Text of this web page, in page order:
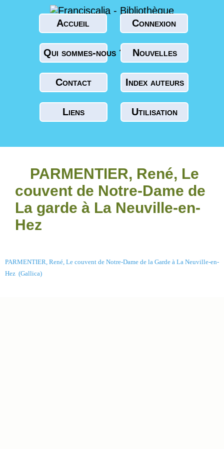
Accueil Connexion
Qui sommes-nous ? Nouvelles
Contact Index auteurs
Liens Utilisation
PARMENTIER, René, Le
couvent de Notre-Dame de
La garde à La Neuville-en-
Hez
PARMENTIER, René, Le couvent de Notre-Dame de la Garde à La Neuville-en-
Hez (Gallica)